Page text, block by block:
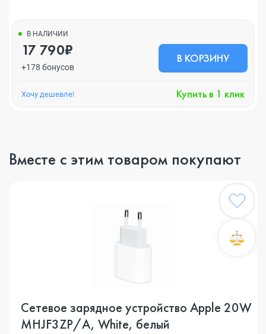
В НАЛИЧИИ
17 790₽
+178 бонусов
В КОРЗИНУ
Хочу дешевле! Купить в 1 клик
Вместе с этим товаром покупают
Сетевое зарядное устройство Apple 20W
MHJF3ZP/A, White, белый